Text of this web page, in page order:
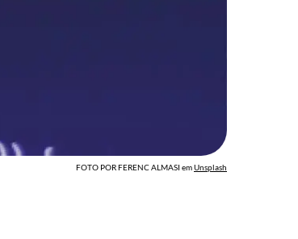
FOTO POR FERENC ALMASI emUnsplash